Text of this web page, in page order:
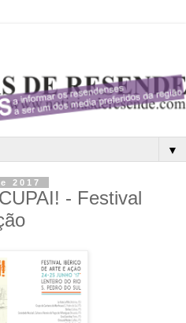
▼
2017
- Festival